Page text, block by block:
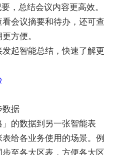
，总结会议内容更高效。
会议摘要和待办，还可查
方便。
起智能总结，快速了解更
据
的数据到另一张智能表
给各业务使用的场景。例
至各大区表，方便各大区